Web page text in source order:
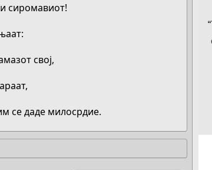
сиромавиот!
свој,
се даде милосрдие.​